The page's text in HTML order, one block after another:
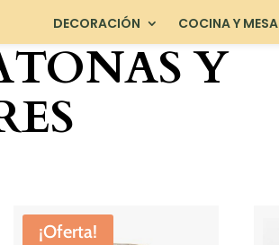
DECORACIÓN COCINA Y MESA
Y
¡Oferta!